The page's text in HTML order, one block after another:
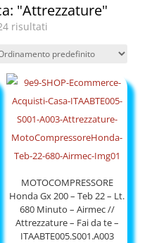
"Attrezzature"
risultati
MOTOCOMPRESSORE
Honda Gx 200 – Teb 22 – Lt.
680 Minuto – Airmec //
Attrezzature – Fai da te –
ITAABTE005.S001.A003